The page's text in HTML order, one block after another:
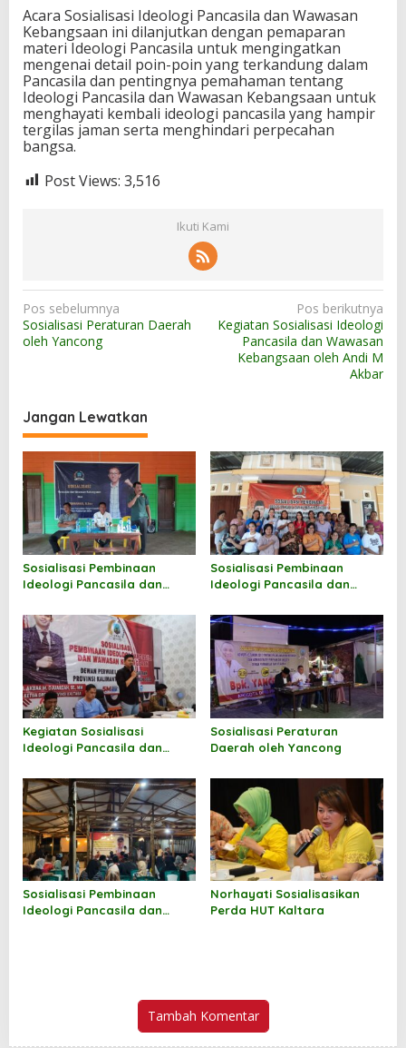
Acara Sosialisasi Ideologi Pancasila dan Wawasan
Kebangsaan ini dilanjutkan dengan pemaparan
materi Ideologi Pancasila untuk mengingatkan
mengenai detail poin-poin yang terkandung dalam
Pancasila dan pentingnya pemahaman tentang
Ideologi Pancasila dan Wawasan Kebangsaan untuk
menghayati kembali ideologi pancasila yang hampir
tergilas jaman serta menghindari perpecahan
bangsa.
Post Views: 3,516
Ikuti Kami
N
a
g
a
s
i
p
o
s
Pos sebelumnya
Sosialisasi Peraturan Daerah
oleh Yancong
Pos berikutnya
Kegiatan Sosialisasi Ideologi
Pancasila dan Wawasan
Kebangsaan oleh Andi M
Akbar
Jangan Lewatkan
Sosialisasi Pembinaan
Ideologi Pancasila dan
Hermanus
Sosialisasi Pembinaan
Ideologi Pancasila dan
Markus Sakke
Kegiatan Sosialisasi
Ideologi Pancasila dan
Andi M Akbar
Sosialisasi Peraturan
Daerah oleh Yancong
Sosialisasi Pembinaan
Ideologi Pancasila dan
Norhayati Sosialisasikan
Perda HUT Kaltara
Tambah Komentar